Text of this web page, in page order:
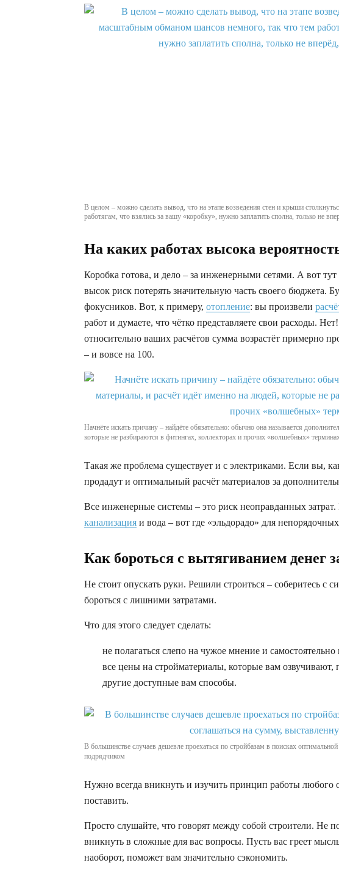
В целом – можно сделать вывод, что на этапе возведения стен и крыши
работягам, что взялись за вашу «коробку», нужно заплатить сполна, только не
На каких работах высока
Коробка готова, и дело – за инженерными сетями. А вот тут
высок риск потерять значительную часть своего бюджета.
фокусников. Вот, к примеру, отопление: вы произвели
работ и думаете, что чётко представляете свои расходы.
относительно ваших расчётов сумма возрастёт примерно
– и вовсе на 100.
Начнёте искать причину – найдёте обязательно: обычно она называется
которые не разбираются в фитингах, коллекторах и прочих «волшебных»
Такая же проблема существует и с электриками. Если вы,
продадут и оптимальный расчёт материалов за
Все инженерные системы – это риск неоправданных
канализация и вода – вот где «эльдорадо» для
Как бороться с вытягиванием денег
Не стоит опускать руки. Решили строиться – соберитесь
бороться с лишними затратами.
Что для этого следует сделать:
не полагаться слепо на чужое мнение и
все цены на стройматериалы, которые вам озвучивают,
другие доступные вам способы.
В большинстве случаев дешевле проехаться по стройбазам в поисках
подрядчиком
Нужно всегда вникнуть и изучить принцип работы любого
поставить.
Просто слушайте, что говорят между собой строители. Не
вникнуть в сложные для вас вопросы. Пусть вас греет
наоборот, поможет вам значительно сэкономить.